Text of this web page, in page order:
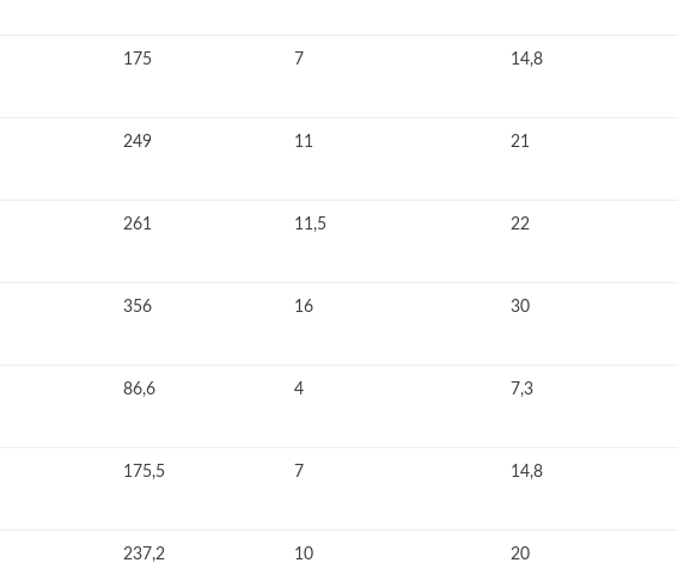
175 7 14,8
249 11 21
261 11,5 22
356 16 30
86,6 4 7,3
175,5 7 14,8
237,2 10 20